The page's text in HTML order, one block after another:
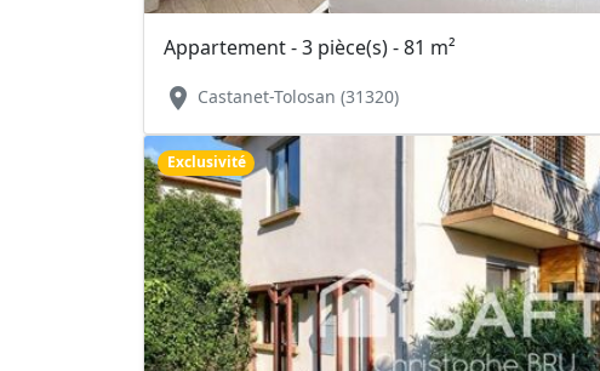
Appartement - 3 pièce(s) - 81 m²
location_on Castanet-Tolosan (31320)
Exclusivité